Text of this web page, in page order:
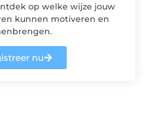
op welke wijze jouw
kunnen motiveren en
nu